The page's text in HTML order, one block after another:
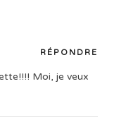
RÉPONDRE
Moi, je veux